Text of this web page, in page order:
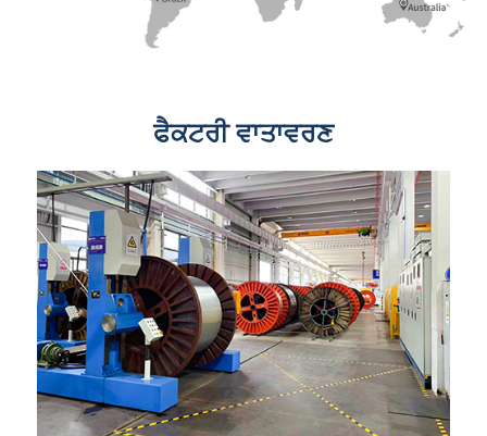
ਫੈਕਟਰੀ ਵਾਤਾਵਰਣ